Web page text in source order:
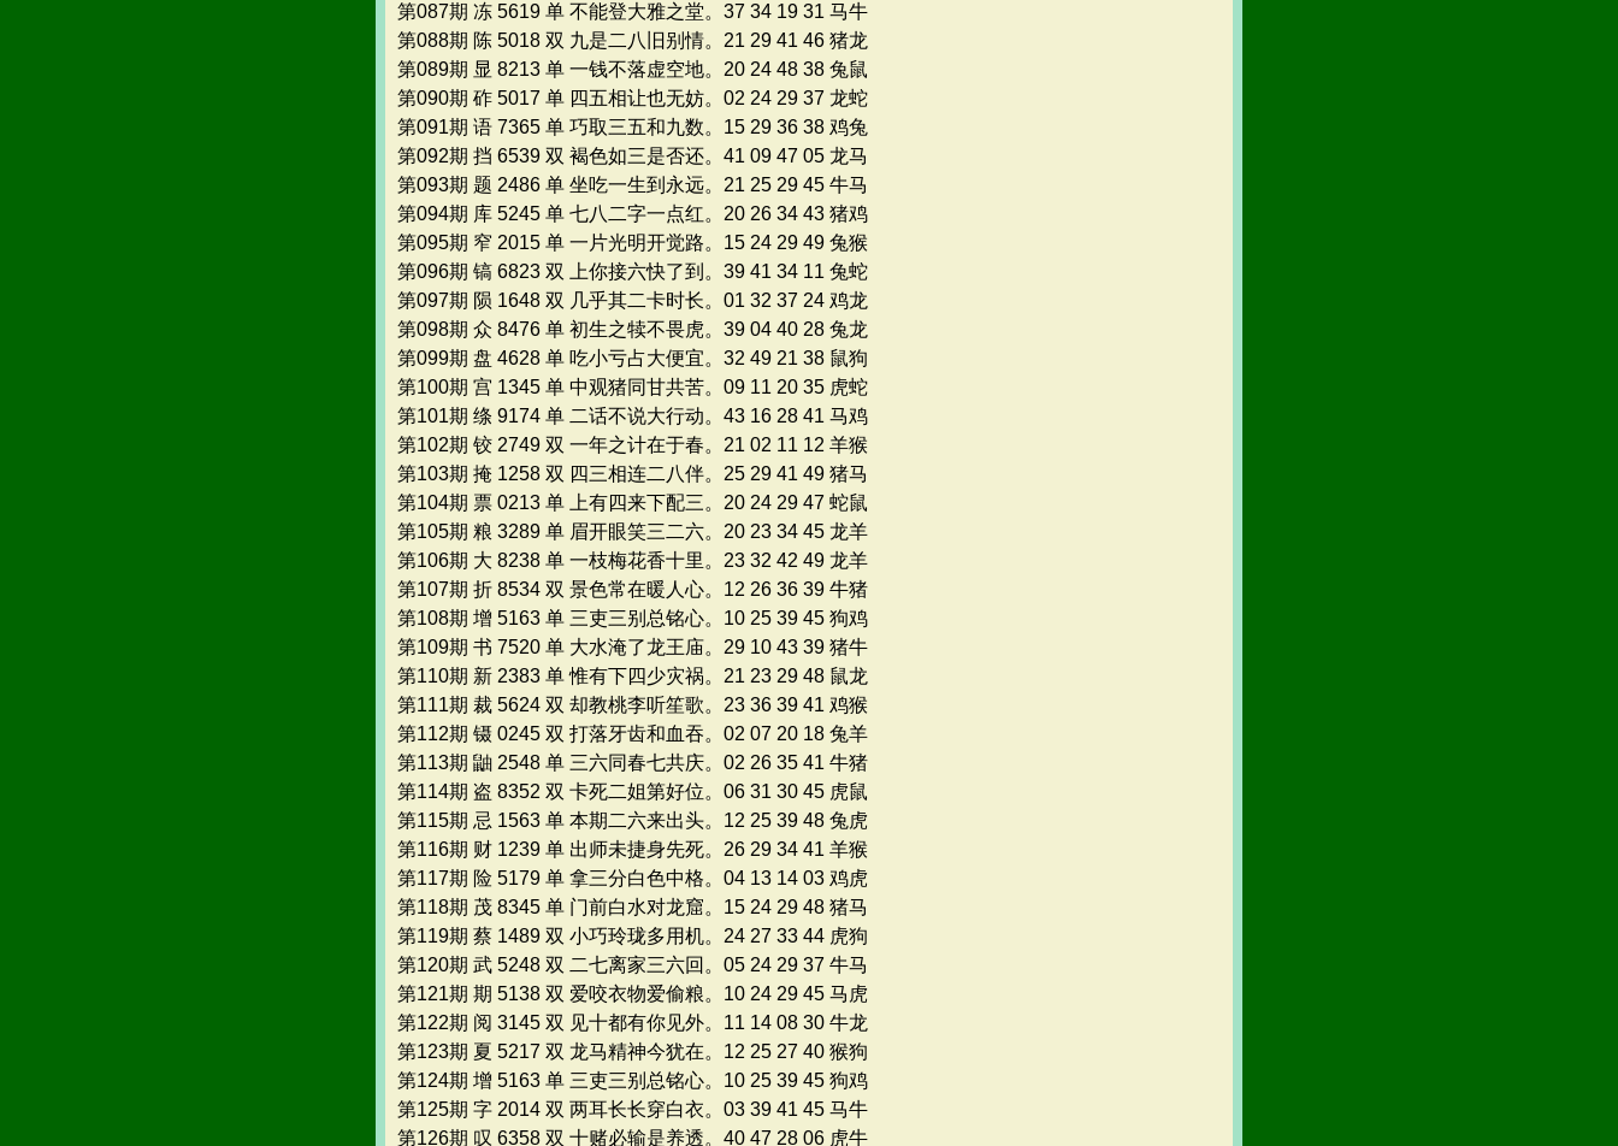
第087期 冻 5619 单 不能登大雅之堂。37 34 19 31 马牛
第088期 陈 5018 双 九是二八旧别情。21 29 41 46 猪龙
第089期 显 8213 单 一钱不落虚空地。20 24 48 38 兔鼠
第090期 砟 5017 单 四五相让也无妨。02 24 29 37 龙蛇
第091期 语 7365 单 巧取三五和九数。15 29 36 38 鸡兔
第092期 挡 6539 双 褐色如三是否还。41 09 47 05 龙马
第093期 题 2486 单 坐吃一生到永远。21 25 29 45 牛马
第094期 库 5245 单 七八二字一点红。20 26 34 43 猪鸡
第095期 窄 2015 单 一片光明开觉路。15 24 29 49 兔猴
第096期 镐 6823 双 上你接六快了到。39 41 34 11 兔蛇
第097期 陨 1648 双 几乎其二卡时长。01 32 37 24 鸡龙
第098期 众 8476 单 初生之犊不畏虎。39 04 40 28 兔龙
第099期 盘 4628 单 吃小亏占大便宜。32 49 21 38 鼠狗
第100期 宫 1345 单 中观猪同甘共苦。09 11 20 35 虎蛇
第101期 绦 9174 单 二话不说大行动。43 16 28 41 马鸡
第102期 铰 2749 双 一年之计在于春。21 02 11 12 羊猴
第103期 掩 1258 双 四三相连二八伴。25 29 41 49 猪马
第104期 票 0213 单 上有四来下配三。20 24 29 47 蛇鼠
第105期 粮 3289 单 眉开眼笑三二六。20 23 34 45 龙羊
第106期 大 8238 单 一枝梅花香十里。23 32 42 49 龙羊
第107期 折 8534 双 景色常在暖人心。12 26 36 39 牛猪
第108期 增 5163 单 三吏三别总铭心。10 25 39 45 狗鸡
第109期 书 7520 单 大水淹了龙王庙。29 10 43 39 猪牛
第110期 新 2383 单 惟有下四少灾祸。21 23 29 48 鼠龙
第111期 裁 5624 双 却教桃李听笙歌。23 36 39 41 鸡猴
第112期 镊 0245 双 打落牙齿和血吞。02 07 20 18 兔羊
第113期 鼬 2548 单 三六同春七共庆。02 26 35 41 牛猪
第114期 盗 8352 双 卡死二姐第好位。06 31 30 45 虎鼠
第115期 忌 1563 单 本期二六来出头。12 25 39 48 兔虎
第116期 财 1239 单 出师未捷身先死。26 29 34 41 羊猴
第117期 险 5179 单 拿三分白色中格。04 13 14 03 鸡虎
第118期 茂 8345 单 门前白水对龙窟。15 24 29 48 猪马
第119期 蔡 1489 双 小巧玲珑多用机。24 27 33 44 虎狗
第120期 武 5248 双 二七离家三六回。05 24 29 37 牛马
第121期 期 5138 双 爱咬衣物爱偷粮。10 24 29 45 马虎
第122期 阅 3145 双 见十都有你见外。11 14 08 30 牛龙
第123期 夏 5217 双 龙马精神今犹在。12 25 27 40 猴狗
第124期 增 5163 单 三吏三别总铭心。10 25 39 45 狗鸡
第125期 字 2014 双 两耳长长穿白衣。03 39 41 45 马牛
第126期 叹 6358 双 十赌必输是养透。40 47 28 06 虎牛